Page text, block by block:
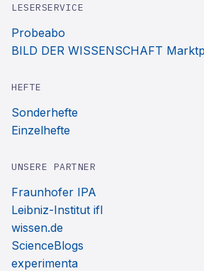
LESERSERVICE
Probeabo
BILD DER WISSENSCHAFT
HEFTE
Sonderhefte
Einzelhefte
UNSERE PARTNER
Fraunhofer IPA
Leibniz-Institut ifl
wissen.de
ScienceBlogs
experimenta